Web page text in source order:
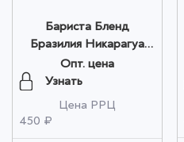
Бариста Бленд
Бразилия Никарагуа
Индонезия в зернах
200г оптом
Опт. цена
Узнать
Цена РРЦ
450 ₽